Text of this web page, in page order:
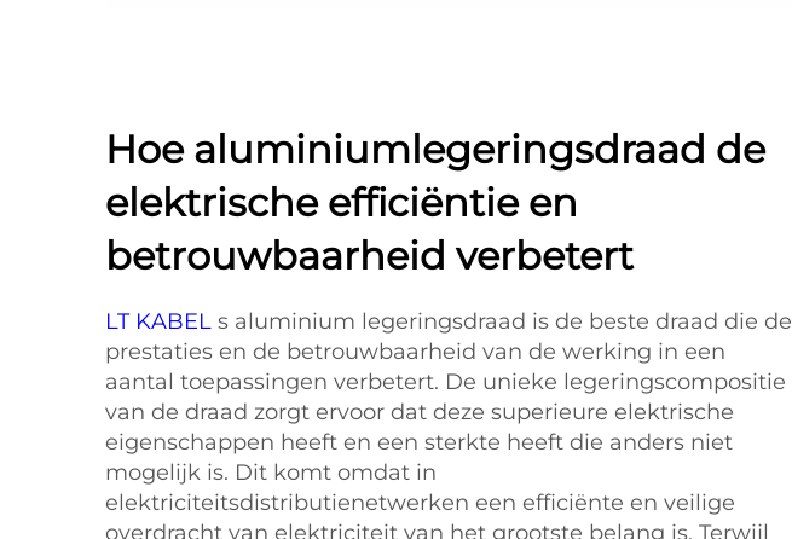
Hoe aluminiumlegeringsdraad de
elektrische efficiëntie en
betrouwbaarheid verbetert
LT KABEL s aluminium legeringsdraad is de beste draad die de
prestaties en de betrouwbaarheid van de werking in een
aantal toepassingen verbetert. De unieke legeringscompositie
van de draad zorgt ervoor dat deze superieure elektrische
eigenschappen heeft en een sterkte heeft die anders niet
mogelijk is. Dit komt omdat in
elektriciteitsdistributienetwerken een efficiënte en veilige
overdracht van elektriciteit van het grootste belang is. Terwijl